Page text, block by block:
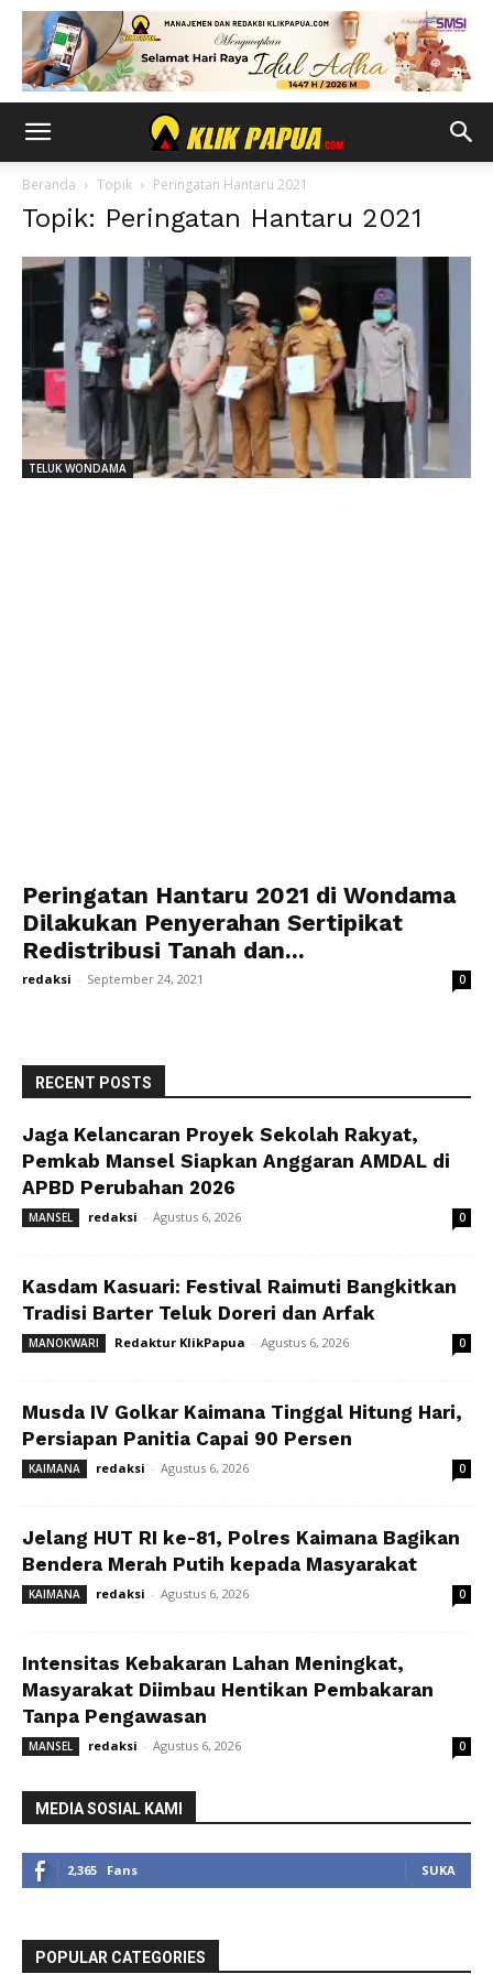
Beranda Topik Peringatan Hantaru 2021
Topik: Peringatan Hantaru 2021
TELUK WONDAMA
Peringatan Hantaru 2021 di Wondama
Dilakukan Penyerahan Sertipikat
Redistribusi Tanah dan...
redaksi - September 24, 2021 0
RECENT POSTS
Jaga Kelancaran Proyek Sekolah Rakyat,
Pemkab Mansel Siapkan Anggaran AMDAL di
APBD Perubahan 2026
MANSEL redaksi - Agustus 6, 2026 0
Kasdam Kasuari: Festival Raimuti Bangkitkan
Tradisi Barter Teluk Doreri dan Arfak
MANOKWARI Redaktur KlikPapua - Agustus 6, 2026 0
Musda IV Golkar Kaimana Tinggal Hitung Hari,
Persiapan Panitia Capai 90 Persen
KAIMANA redaksi - Agustus 6, 2026 0
Jelang HUT RI ke-81, Polres Kaimana Bagikan
Bendera Merah Putih kepada Masyarakat
KAIMANA redaksi - Agustus 6, 2026 0
Intensitas Kebakaran Lahan Meningkat,
Masyarakat Diimbau Hentikan Pembakaran
Tanpa Pengawasan
MANSEL redaksi - Agustus 6, 2026 0
MEDIA SOSIAL KAMI
2,365 Fans SUKA
POPULAR CATEGORIES